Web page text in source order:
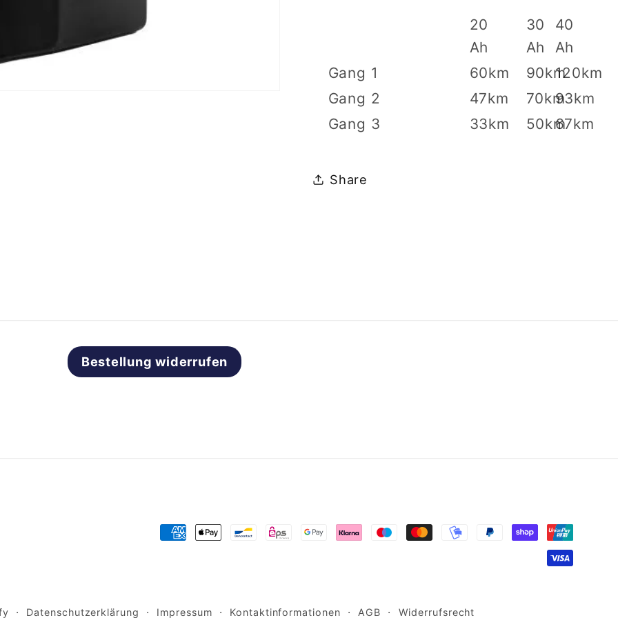
20
Ah
30
Ah
40
Ah
Gang 1
60km 90km120km
Gang 2
47km 70km93km
Gang 3
33km 50km67km
Share
Bestellung widerrufen
Zahlungsmethoden
Datenschutzerklärung Impressum Kontaktinformationen AGB Widerrufsrecht